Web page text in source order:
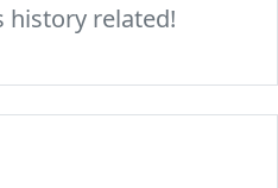
history related!